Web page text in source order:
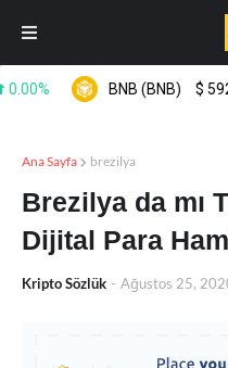
BNB (BNB) $
Ana Sayfa brezilya
Brezilya da mı
Dijital Para
Kripto Sözlük - Ağustos 25,